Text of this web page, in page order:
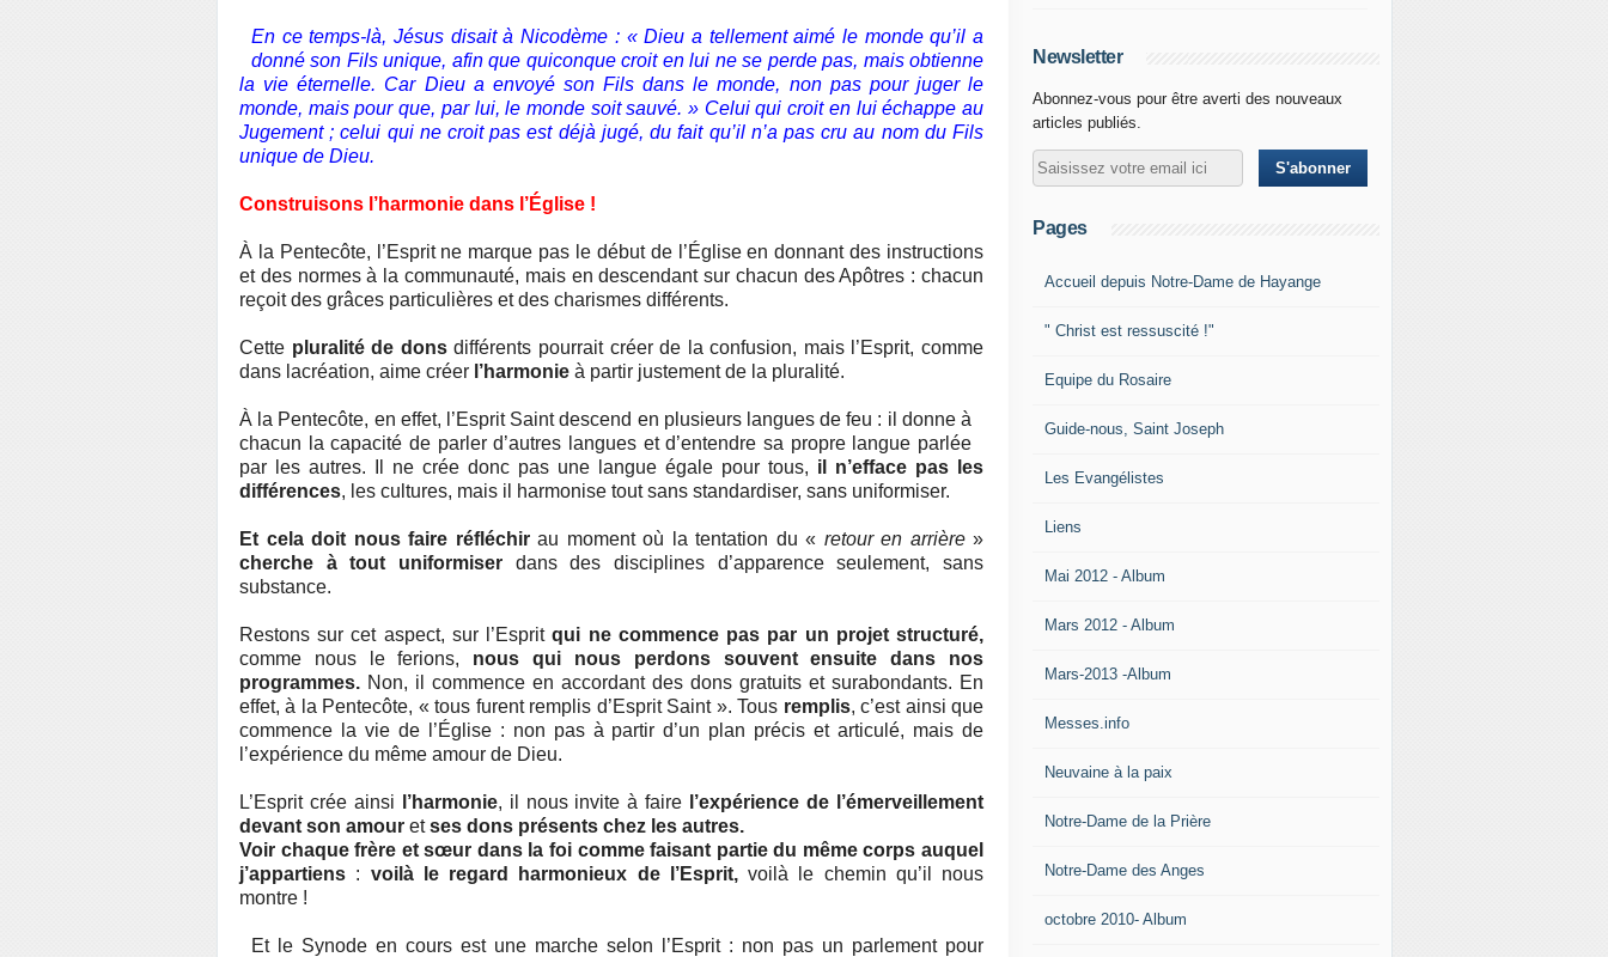
En ce temps-là, Jésus disait à Nicodème : « Dieu a tellement aimé le monde qu’il a
donné son Fils unique, afin que quiconque croit en lui ne se perde pas, mais obtienne
la vie éternelle. Car Dieu a envoyé son Fils dans le monde, non pas pour juger le
monde, mais pour que, par lui, le monde soit sauvé. » Celui qui croit en lui échappe au
Jugement ; celui qui ne croit pas est déjà jugé, du fait qu’il n’a pas cru au nom du Fils
unique de Dieu.
Construisons l’harmonie dans l’Église !
À la Pentecôte, l’Esprit ne marque pas le début de l’Église en donnant des instructions
et des normes à la communauté, mais en descendant sur chacun des Apôtres : chacun
reçoit des grâces particulières et des charismes différents.
Cette pluralité de donsdifférents pourrait créer de la confusion, mais l’Esprit, comme
dans lacréation, aime créer l’harmonie à partir justement de la pluralité.
À la Pentecôte, en effet, l’Esprit Saint descend en plusieurs langues de feu : il donne à
chacun la capacité de parler d’autres langues et d’entendre sa propre langue parlée
par les autres. Il ne crée donc pas une langue égale pour tous, il n’efface pas les
différences, les cultures, mais il harmonise tout sans standardiser, sans uniformiser.
Et cela doit nous faire réfléchirau moment où la tentation du « retour en arrière »
cherche à tout uniformiser dans des disciplines d’apparence seulement, sans
substance.
Restons sur cet aspect, sur l’Espritqui ne commence pas par un projet structuré,
comme nous le ferions, nous qui nous perdons souvent ensuite dans nos
programmes. Non, il commence en accordant des dons gratuits et surabondants. En
effet, à la Pentecôte, « tous furent remplis d’Esprit Saint ». Tous remplis, c’est ainsi que
commence la vie de l’Église : non pas à partir d’un plan précis et articulé, mais de
l’expérience du même amour de Dieu.
L’Esprit crée ainsi l’harmonie, il nous invite à faire l’expérience de l’émerveillement
devant son amour etses dons présents chez les autres.
Voir chaque frère et sœur dans la foi comme faisant partie du même corps auquel
j’appartiens : voilà le regard harmonieux de l’Esprit,voilà le chemin qu’il nous
montre !
Et le Synode en cours est une marche selon l’Esprit : non pas un parlement pour
Newsletter
Abonnez-vous pour être averti des nouveaux
articles publiés.
Pages
Accueil depuis Notre-Dame de Hayange
" Christ est ressuscité !"
Equipe du Rosaire
Guide-nous, Saint Joseph
Les Evangélistes
Liens
Mai 2012 - Album
Mars 2012 - Album
Mars-2013 -Album
Messes.info
Neuvaine à la paix
Notre-Dame de la Prière
Notre-Dame des Anges
octobre 2010- Album